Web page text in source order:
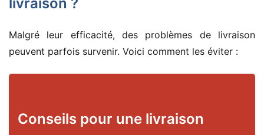
Malgré leur efficacité, des problèmes de livraison
peuvent parfois survenir. Voici comment les éviter :
Conseils pour une livraison